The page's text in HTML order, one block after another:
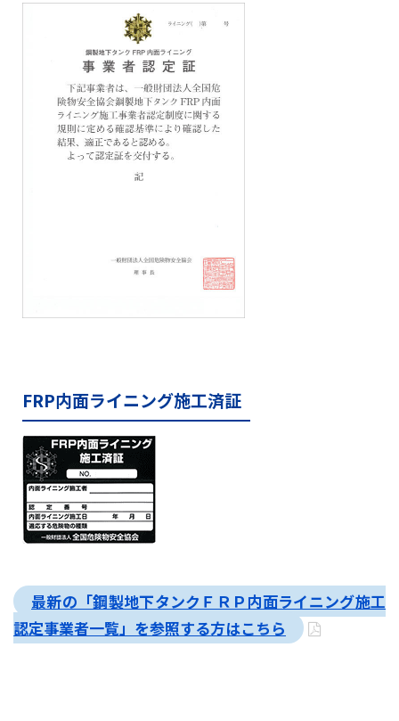
FRP内面ライニング施工済証
最新の「鋼製地下タンクＦＲＰ内面ライニング施工
認定事業者一覧」を参照する方はこちら